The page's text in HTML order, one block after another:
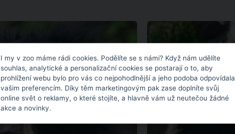
I my v zoo máme rádi cookies. Podělíte se s námi? Když nám udělíte
souhlas, analytické a personalizační cookies se postarají o to, aby
prohlížení webu bylo pro vás co nejpohodlnější a jeho podoba odpovídala
vašim preferencím. Díky těm marketingovým pak zase doplníte svůj
online svět o reklamy, o které stojíte, a hlavně vám už neutečou žádné
akce a novinky.